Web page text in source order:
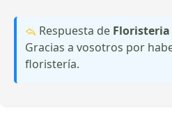
Respuesta de
Gracias a vosotros por
floristería.